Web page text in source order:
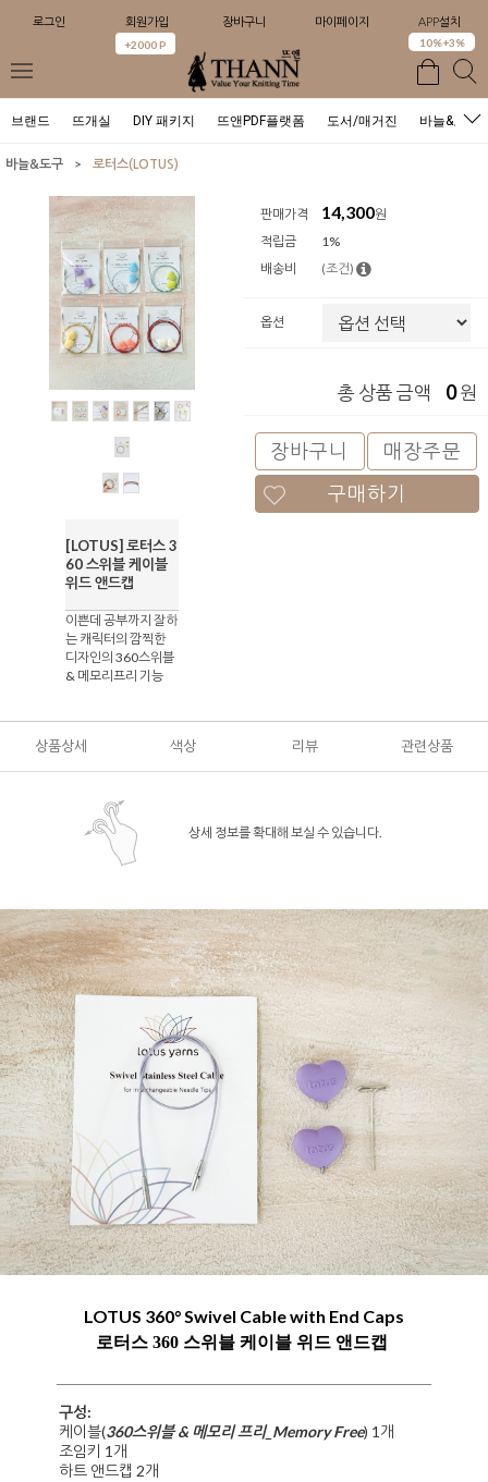
로그인 회원가입
+2000 P
장바구니 마이페이지 APP설치
10%+3%
브랜드 뜨개실 DIY 패키지 뜨앤PDF플랫폼 도서/매거진 바늘&도구
바늘&도구 > 로터스(LOTUS)
[LOTUS] 로터스 3
60 스위블 케이블
위드 앤드캡
이쁜데 공부까지 잘하
는 캐릭터의 깜찍한
디자인의 360스위블
& 메모리프리 기능
판매가격 14,300원
적립금
1%
배송비
(조건)
옵션
총 상품 금액 0원
장바구니
매장주문
구매하기
상품상세 색상 리뷰 관련상품
상세 정보를 확대해 보실 수 있습니다.
LOTUS 360° Swivel Cable with End Caps
로터스 360 스위블 케이블 위드 앤드캡
구성:
케이블(360스위블 & 메모리 프리_Memory Free) 1개
조임키 1개
하트 앤드캡 2개